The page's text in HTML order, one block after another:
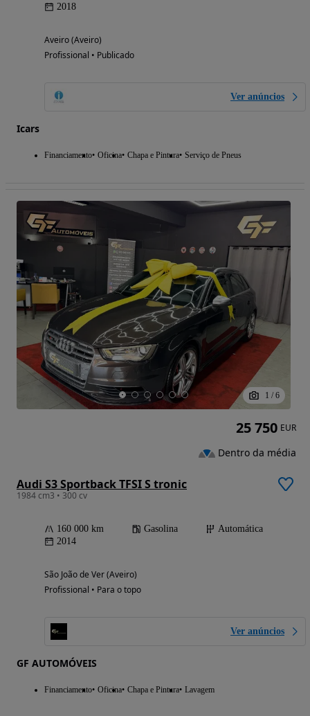
2018
Aveiro (Aveiro)
Profissional • Publicado
Ver anúncios
Icars
Financiamento Oficina Chapa e Pintura Serviço de Pneus
1 / 6
Audi S3 Sportback TFSI S tronic
1984 cm3 • 300 cv
160 000 km Gasolina
Automática
2014
São João de Ver (Aveiro)
Profissional • Para o topo
Ver anúncios
GF AUTOMÓVEIS
Financiamento Oficina Chapa e Pintura Lavagem
25 750 EUR
Dentro da média